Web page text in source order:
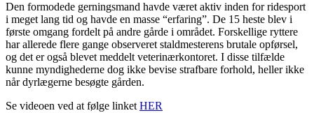
Den formodede gerningsmand havde været aktiv inden for ridesport
i meget lang tid og havde en masse “erfaring”. De 15 heste blev i
første omgang fordelt på andre gårde i området. Forskellige ryttere
har allerede flere gange observeret staldmesterens brutale opførsel,
og det er også blevet meddelt veterinærkontoret. I disse tilfælde
kunne myndighederne dog ikke bevise strafbare forhold, heller ikke
når dyrlægerne besøgte gården.
Se videoen ved at følge linketHER